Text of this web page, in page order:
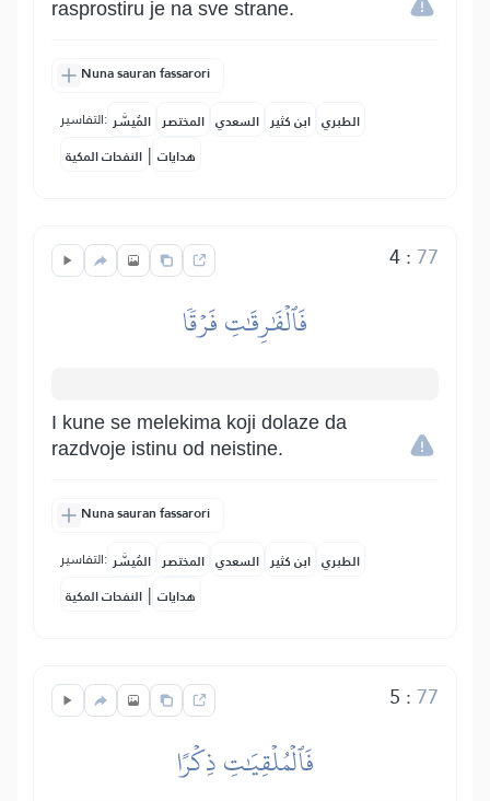
rasprostiru je na sve strane.
Nuna sauran fassarori
التفاسير: المُيسَّر المختصر السعدي ابن كثير الطبري
النفحات المكية | هدايات
4: 77
فَٱلۡفَٰرِقَٰتِ فَرۡقٗا
I kune se melekima koji dolaze da
razdvoje istinu od neistine.
Nuna sauran fassarori
التفاسير: المُيسَّر المختصر السعدي ابن كثير الطبري
النفحات المكية | هدايات
5 : 77
فَٱلۡمُلۡقِيَٰتِ ذِكۡرًا